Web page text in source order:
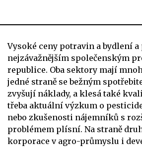
Vysoké ceny potravin a bydlení
nejzávažnějším společenským
republice. Oba sektory mají
jedné straně se bežným
zvyšují náklady, a klesá také
třeba aktuální výzkum o
nebo zkušenosti nájemníků s
problémem plísní. Na straně
korporace v agro-průmyslu i